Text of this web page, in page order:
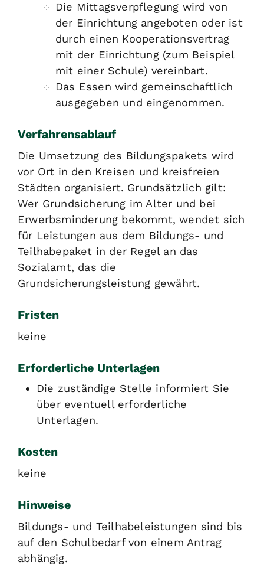
Die Mittagsverpflegung wird von
der Einrichtung angeboten oder ist
durch einen Kooperationsvertrag
mit der Einrichtung (zum Beispiel
mit einer Schule) vereinbart.
Das Essen wird gemeinschaftlich
ausgegeben und eingenommen.
Verfahrensablauf
Die Umsetzung des Bildungspakets wird
vor Ort in den Kreisen und kreisfreien
Städten organisiert. Grundsätzlich gilt:
Wer Grundsicherung im Alter und bei
Erwerbsminderung bekommt, wendet sich
für Leistungen aus dem Bildungs- und
Teilhabepaket in der Regel an das
Sozialamt, das die
Grundsicherungsleistung gewährt.
Fristen
keine
Erforderliche Unterlagen
Die zuständige Stelle informiert Sie
über eventuell erforderliche
Unterlagen.
Kosten
keine
Hinweise
Bildungs- und Teilhabeleistungen sind bis
auf den Schulbedarf von einem Antrag
abhängig.